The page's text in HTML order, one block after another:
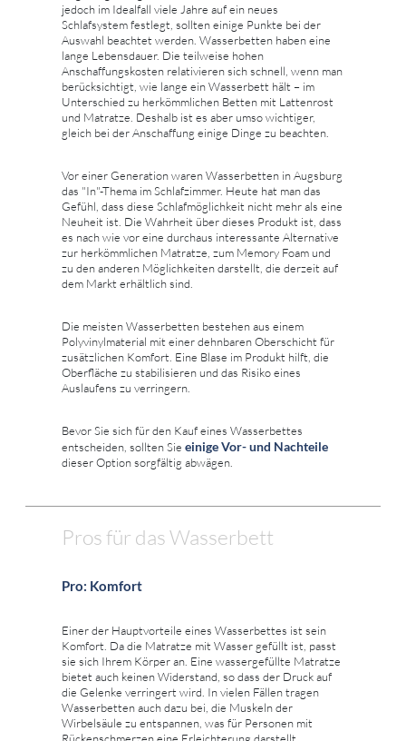
jedoch im Idealfall viele Jahre auf ein neues
Schlafsystem festlegt, sollten einige Punkte bei der
Auswahl beachtet werden. Wasserbetten haben eine
lange Lebensdauer. Die teilweise hohen
Anschaffungskosten relativieren sich schnell, wenn man
berücksichtigt, wie lange ein Wasserbett hält – im
Unterschied zu herkömmlichen Betten mit Lattenrost
und Matratze. Deshalb ist es aber umso wichtiger,
gleich bei der Anschaffung einige Dinge zu beachten.
Vor einer Generation waren Wasserbetten in Augsburg
das "In"-Thema im Schlafzimmer. Heute hat man das
Gefühl, dass diese Schlafmöglichkeit nicht mehr als eine
Neuheit ist. Die Wahrheit über dieses Produkt ist, dass
es nach wie vor eine durchaus interessante Alternative
zur herkömmlichen Matratze, zum Memory Foam und
zu den anderen Möglichkeiten darstellt, die derzeit auf
dem Markt erhältlich sind.
Die meisten Wasserbetten bestehen aus einem
Polyvinylmaterial mit einer dehnbaren Oberschicht für
zusätzlichen Komfort. Eine Blase im Produkt hilft, die
Oberfläche zu stabilisieren und das Risiko eines
Auslaufens zu verringern.
Bevor Sie sich für den Kauf eines Wasserbettes
entscheiden, sollten Sie einige Vor- und Nachteile
dieser Option sorgfältig abwägen.
Pros für das Wasserbett
Pro: Komfort
Einer der Hauptvorteile eines Wasserbettes ist sein
Komfort. Da die Matratze mit Wasser gefüllt ist, passt
sie sich Ihrem Körper an. Eine wassergefüllte Matratze
bietet auch keinen Widerstand, so dass der Druck auf
die Gelenke verringert wird. In vielen Fällen tragen
Wasserbetten auch dazu bei, die Muskeln der
Wirbelsäule zu entspannen, was für Personen mit
Rückenschmerzen eine Erleichterung darstellt.